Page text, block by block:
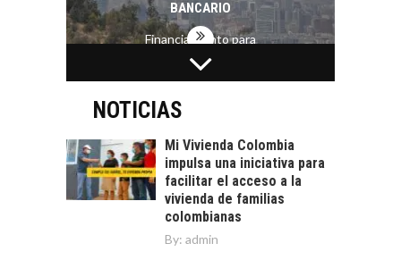
BANCARIO
Financiamiento para
pymes en Chile:
alternativas que
crédito…
EL CRECIMIENTO DE
LOS SERVICIOS
DIGITALES
EXPORTADOS DESDE
CHILE
El auge de las
exportaciones de
servicios digitales en
Chile:…
TURISMO EN EL
DESIERTO DE
NOTICIAS
Mi Vivienda Colombia
impulsa una iniciativa para
facilitar el acceso a la
vivienda de familias
colombianas
By: admin